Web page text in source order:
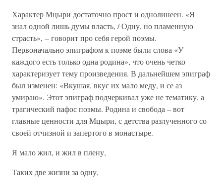
Характер Мцыри достаточно прост и однолинеен. «Я
знал одной лишь думы власть, / Одну, но пламенную
страсть», – говорит про себя герой поэмы.
Первоначально эпиграфом к поэме были слова «У
каждого есть только одна родина», что очень четко
характеризует тему произведения. В дальнейшем эпиграф
был изменен: «Вкушая, вкус их мало меду, и се аз
умираю». Этот эпиграф подчеркивал уже не тематику, а
трагический пафос поэмы. Родина и свобода – вот
главные ценности для Мцыри, с детства разлученного со
своей отчизной и запертого в монастыре.
Я мало жил, и жил в плену,
Таких две жизни за одну,